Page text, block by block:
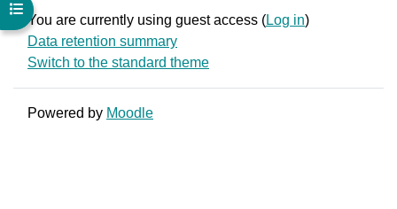
Open course index
You are currently using guest access (Log in)
Data retention summary
Switch to the standard theme
Powered by Moodle